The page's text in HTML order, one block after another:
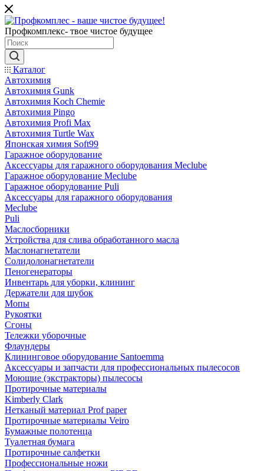
Профкомплекс- твое чистое будущее
Каталог
Автохимия
Автохимия Gunk
Автохимия Koch Chemie
Автохимия Pingo
Автохимия Profi Max
Автохимия Turtle Wax
Японская химия Soft99
Гаражное оборудование
Аксессуары для гаражного оборудования Meclube
Гаражное оборудование Meclube
Гаражное оборудование Puli
Аксессуары для гаражного оборудования
Meclube
Puli
Маслосборники
Устройства для слива обработанного масла
Маслонагнетатели
Солидолонагнетатели
Пеногенераторы
Инвентарь для уборки, клининг
Держатели для шубок
Мопы
Рукоятки
Сгоны
Тележки уборочные
Флаундеры
Клининговое оборудование Santoemma
Аксессуары и запчасти для профессиональных пылесосов
Моющие (экстракторы) пылесосы
Протирочные материалы
Kimberly Clark
Нетканый материал Prof paper
Протирочные материалы Veiro
Бумажные полотенца
Туалетная бумага
Протирочные салфетки
Профессиональные ножи